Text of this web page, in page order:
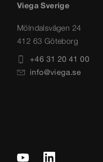
Viega Sverige
Mölndalsvägen 24
412 63 Göteborg
+46 31 20 41 00
info@viega.se